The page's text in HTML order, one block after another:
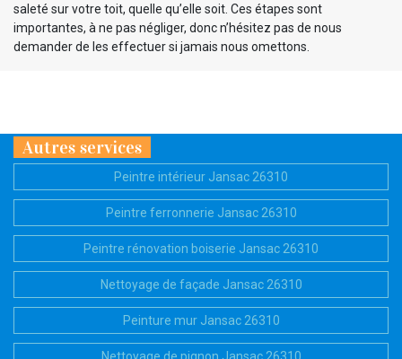
saleté sur votre toit, quelle qu’elle soit. Ces étapes sont
importantes, à ne pas négliger, donc n’hésitez pas de nous
demander de les effectuer si jamais nous omettons.
Autres services
Peintre intérieur Jansac 26310
Peintre ferronnerie Jansac 26310
Peintre rénovation boiserie Jansac 26310
Nettoyage de façade Jansac 26310
Peinture mur Jansac 26310